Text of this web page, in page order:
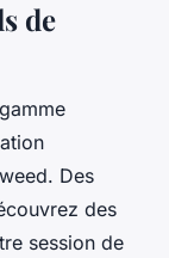
de
Des
des
session de